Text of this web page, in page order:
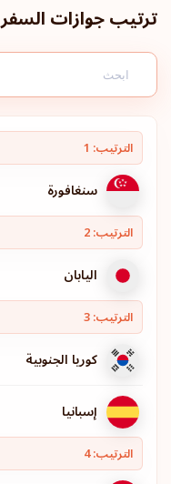
ترتيب جوازات السفر
الترتيب: 1
سنغافورة
الترتيب: 2
اليابان
الترتيب: 3
كوريا الجنوبية
إسبانيا
الترتيب: 4